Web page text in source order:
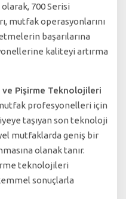
700 Serisi
mutfak operasyonlarını
başarılarına
kaliteyi artırma
ve Pişirme Teknolojileri
profesyonelleri için
taşıyan son teknoloji
mutfaklarda geniş bir
olanak tanır.
teknolojileri
sonuçlarla